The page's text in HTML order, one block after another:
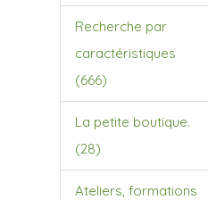
Recherche par
caractéristiques
(666)
La petite boutique.
(28)
Ateliers, formations